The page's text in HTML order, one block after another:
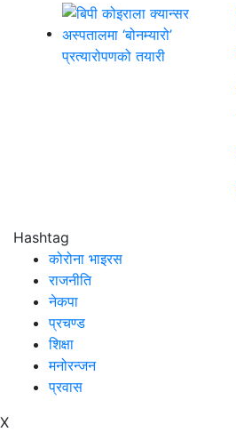
Hashtag
कोरोना भाइरस
राजनीति
नेकपा
प्रचण्ड
शिक्षा
मनोरन्जन
प्रवास
X